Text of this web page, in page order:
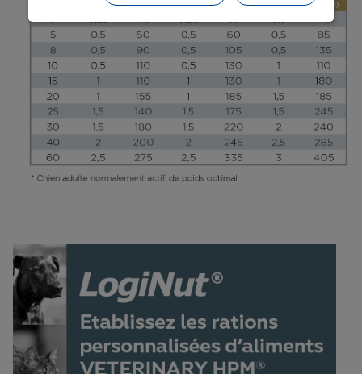
cliquant sur “Continuer sans accepter” aucun cookie
soumis à votre consentement ne sera déposé.
Pour plus d'informations, vous pouvez consulter
notre
Politique de protection des données
et notre
Politique cookies